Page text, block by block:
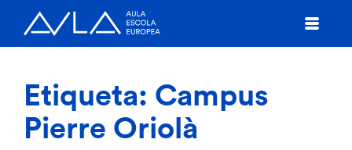
Etiqueta: Campus
Pierre Oriolà